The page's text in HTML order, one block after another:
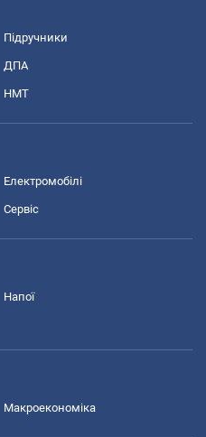
Підручники
ДПА
НМТ
Електромобілі
Сервіс
Напої
Макроекономіка